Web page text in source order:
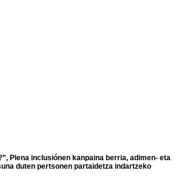
Plena inclusiónen kanpaina berria, adimen- eta
duten pertsonen partaidetza indartzeko